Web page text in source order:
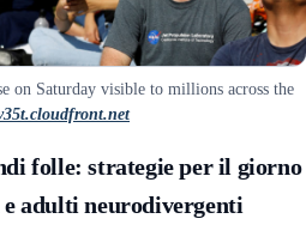
on Saturday visible to millions across the
folle: strategie per il giorno
adulti neurodivergenti